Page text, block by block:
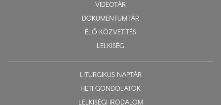
VIDEOTÁR
DOKUMENTUMTÁR
ÉLŐ KÖZVETÍTÉS
LELKISÉG
LITURGIKUS NAPTÁR
HETI GONDOLATOK
LELKISÉGI IRODALOM